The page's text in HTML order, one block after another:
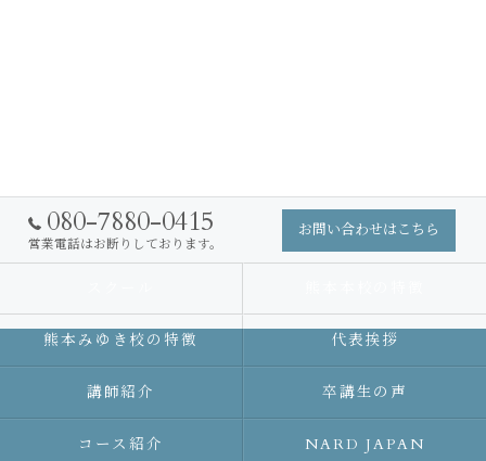
080-7880-0415
営業電話はお断りしております。
お問い合わせはこちら
熊本みゆき校の特徴 代表挨拶
講師紹介 卒講生の声
コース紹介 NARD JAPAN